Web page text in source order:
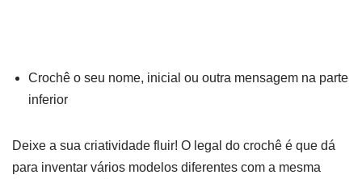
Crochê o seu nome, inicial ou outra mensagem na parte
inferior
Deixe a sua criatividade fluir! O legal do crochê é que dá
para inventar vários modelos diferentes com a mesma